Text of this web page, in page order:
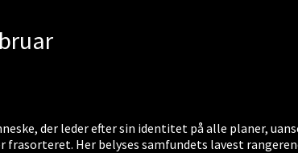
der leder efter sin identitet på alle planer,
Her belyses samfundets lavest